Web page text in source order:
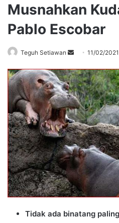
Musnahkan
Pablo Escobar
Teguh Setiawan
Send
email
11/02/2021
Tidak ada binatang